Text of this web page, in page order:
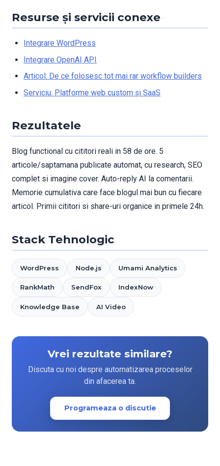
Resurse și servicii conexe
Integrare WordPress
Integrare OpenAI API
Articol: De ce folosesc tot mai rar workflow builders
Serviciu: Platforme web custom și SaaS
Rezultatele
Blog functional cu cititori reali in 58 de ore. 5
articole/saptamana publicate automat, cu research, SEO
complet si imagine cover. Auto-reply AI la comentarii.
Memorie cumulativa care face blogul mai bun cu fiecare
articol. Primii cititori si share-uri organice in primele 24h.
Stack Tehnologic
WordPress Node.js Umami Analytics
RankMath SendFox IndexNow
Knowledge Base AI Video
Vrei rezultate similare?
Discuta cu noi despre automatizarea proceselor
din afacerea ta.
Programeaza o discutie